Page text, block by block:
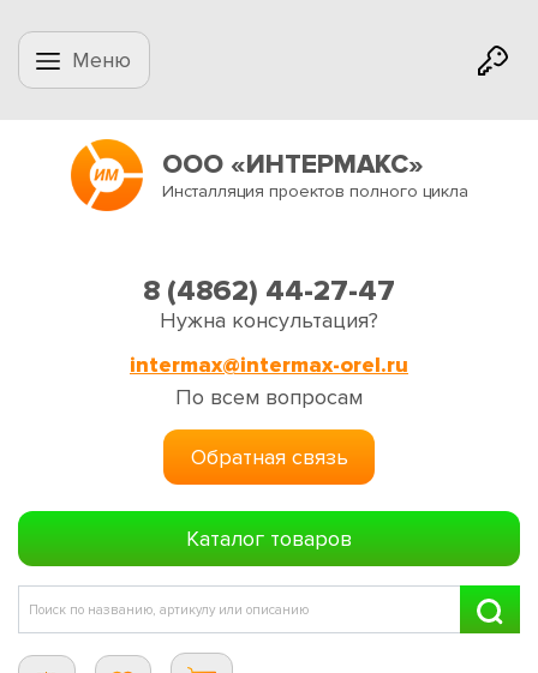
Меню
ООО «ИНТЕРМАКС»
Инсталляция проектов полного цикла
8 (4862) 44-27-47
Нужна консультация?
intermax@intermax-orel.ru
По всем вопросам
Обратная связь
Каталог товаров